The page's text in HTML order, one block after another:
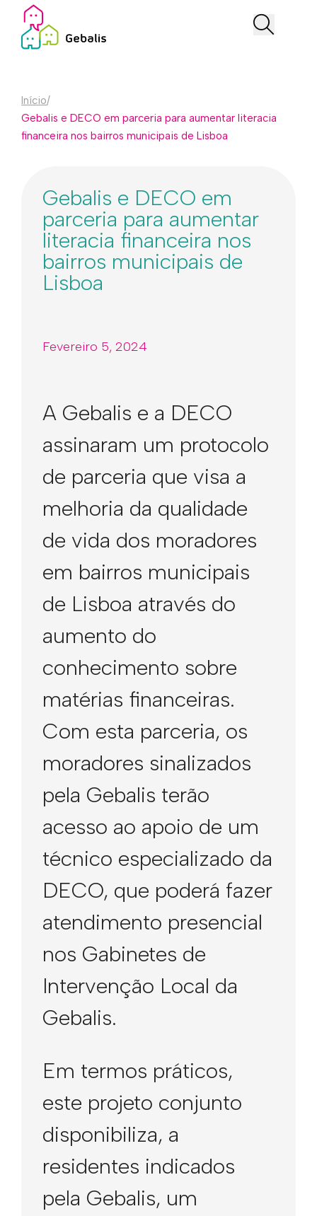
Início/
Gebalis e DECO em parceria para aumentar literacia
financeira nos bairros municipais de Lisboa
Gebalis e DECO em
parceria para aumentar
literacia financeira nos
bairros municipais de
Lisboa
Fevereiro 5, 2024
A Gebalis e a DECO
assinaram um protocolo
de parceria que visa a
melhoria da qualidade
de vida dos moradores
em bairros municipais
de Lisboa através do
aumento do
conhecimento sobre
matérias financeiras.
Com esta parceria, os
moradores sinalizados
pela Gebalis terão
acesso ao apoio de um
técnico especializado da
DECO, que poderá fazer
atendimento presencial
nos Gabinetes de
Intervenção Local da
Gebalis.
Em termos práticos,
este projeto conjunto
disponibiliza, a
residentes indicados
pela Gebalis, um